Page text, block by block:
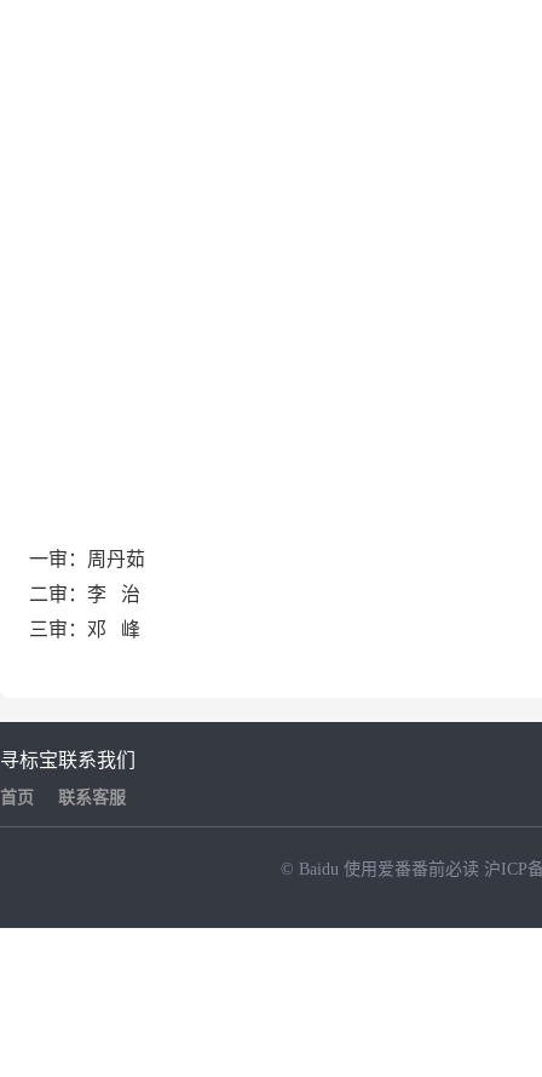
一审：周丹茹
二审：李 治
三审：邓 峰
寻标宝
首页
联系我们
联系客服
© Baidu 使用爱番番前必读 沪ICP